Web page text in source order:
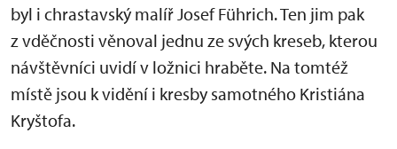
byl i chrastavský malíř Josef Führich. Ten jim pak
z vděčnosti věnoval jednu ze svých kreseb, kterou
návštěvníci uvidí v ložnici hraběte. Na tomtéž
místě jsou k vidění i kresby samotného Kristiána
Kryštofa.